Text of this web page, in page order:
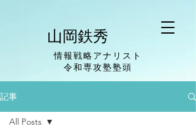
山岡鉄秀
情報戦略アナリスト
​令和専攻塾塾頭
記事
All Posts